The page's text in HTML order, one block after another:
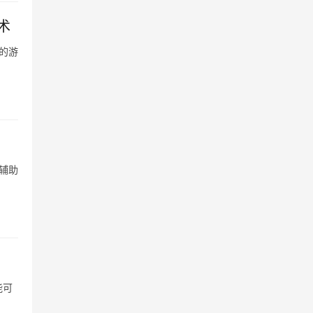
游
助
可